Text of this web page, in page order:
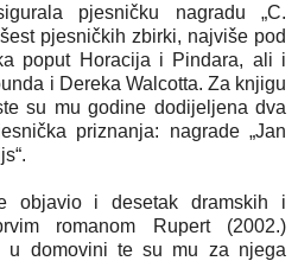
pjesničku nagradu „C.
pjesničkih zbirki, najviše pod
poput Horacija i Pindara, ali i
i Dereka Walcotta. Za knjigu
su mu godine dodijeljena dva
priznanja: nagrade „Jan
objavio i desetak dramskih i
romanom Rupert (2002.)
u domovini te su mu za njega